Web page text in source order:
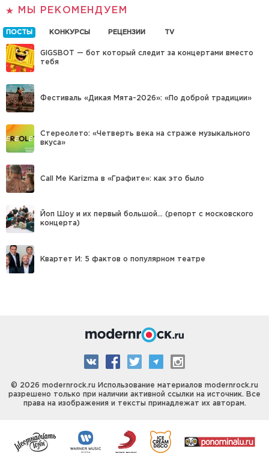
МЫ РЕКОМЕНДУЕМ
ПОСТЫ КОНКУРСЫ РЕЦЕНЗИИ TV
GIGSBOT — бот который следит за концертами вместо
тебя
Фестиваль «Дикая Мята-2026»: «По доброй традиции»
Стереолето: «Четверть века на страже музыкального
вкуса»
Call Me Karizma в «Графите»: как это было
Йоп Шоу и их первый большой… (репорт с московского
концерта)
Квартет И: 5 фактов о популярном театре
© 2026 modernrock.ru Использование материалов modernrock.ru
разрешено только при наличии активной ссылки на источник. Все
права на изображения и тексты принадлежат их авторам.